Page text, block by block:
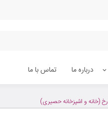
درباره ما تماس با ما
رخ (خانه و اشپزخانه حصیری)